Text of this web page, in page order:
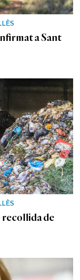
a Sant
recollida de